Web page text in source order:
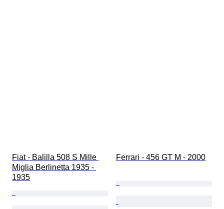
Fiat - Balilla 508 S Mille
Miglia Berlinetta 1935 -
1935
Ferrari - 456 GT M - 2000